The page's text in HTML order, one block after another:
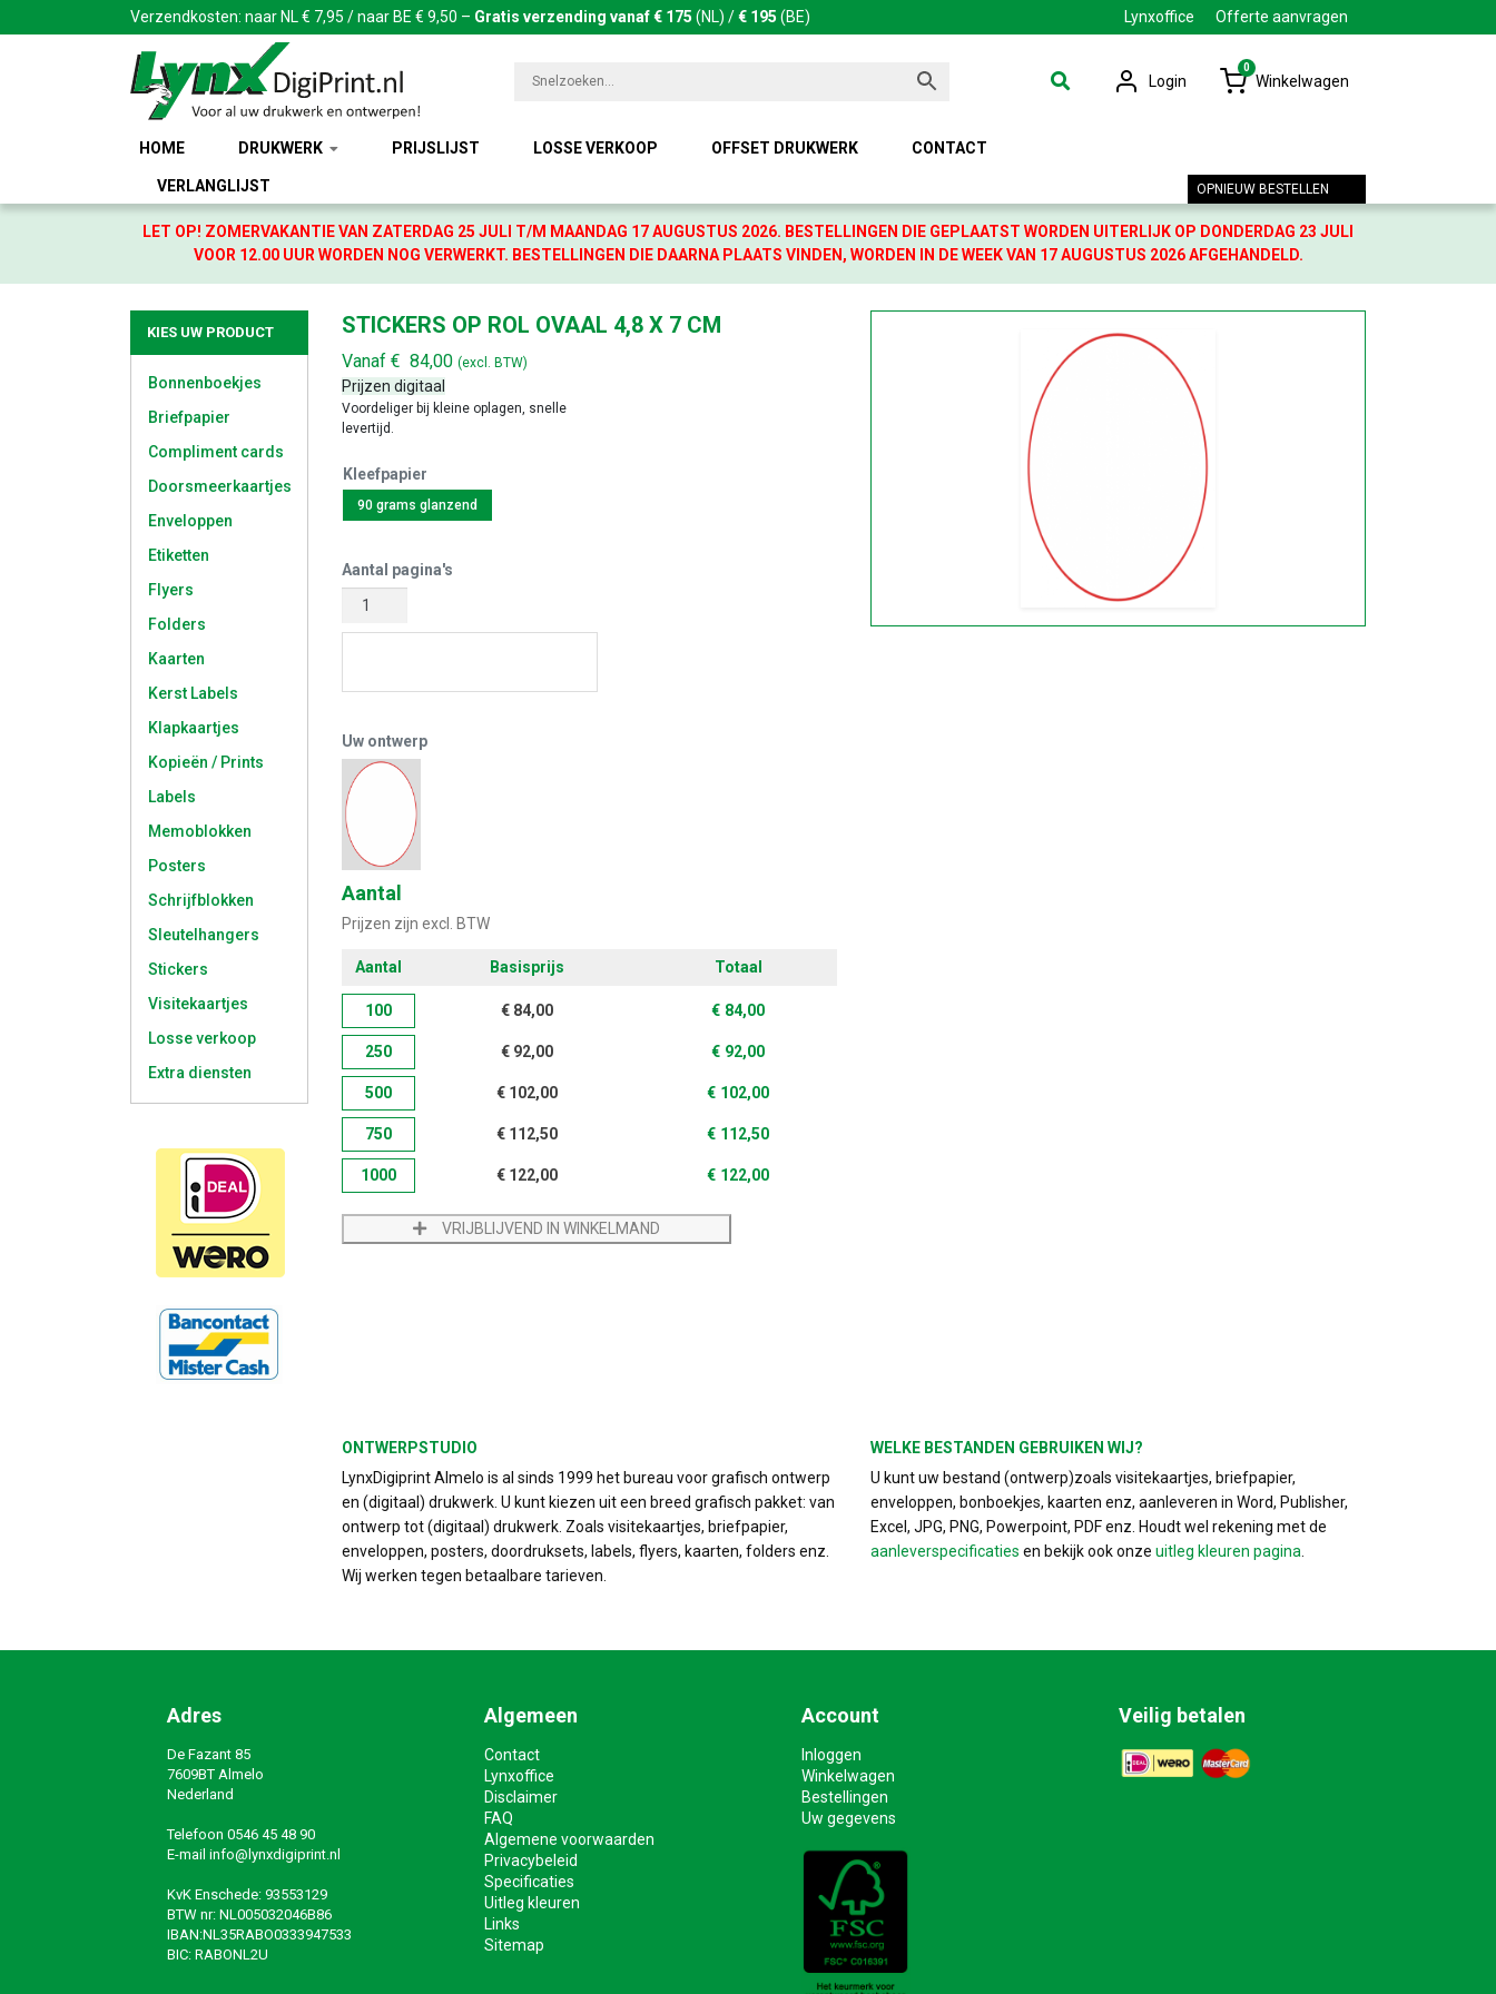
Verzendkosten: naar NL € 7,95 / naar BE € 9,50 – Gratis verzending vanaf € 175 (NL) /€ 195 (BE) Lynxoffice Offerte aanvragen
Login
0
Winkelwagen
HOME DRUKWERK PRIJSLIJST LOSSE VERKOOP OFFSET DRUKWERK CONTACT
VERLANGLIJST OPNIEUW BESTELLEN
LET OP! ZOMERVAKANTIE VAN ZATERDAG 25 JULI T/M MAANDAG 17 AUGUSTUS 2026. BESTELLINGEN DIE GEPLAATST WORDEN UITERLIJK OP DONDERDAG 23 JULI
VOOR 12.00 UUR WORDEN NOG VERWERKT. BESTELLINGEN DIE DAARNA PLAATS VINDEN, WORDEN IN DE WEEK VAN 17 AUGUSTUS 2026 AFGEHANDELD.
KIES UW PRODUCT
Bonnenboekjes
Briefpapier
Compliment cards
Doorsmeerkaartjes
Enveloppen
Etiketten
Flyers
Folders
Kaarten
Kerst Labels
Klapkaartjes
Kopieën / Prints
Labels
Memoblokken
Posters
Schrijfblokken
Sleutelhangers
Stickers
Visitekaartjes
Losse verkoop
Extra diensten
STICKERS OP ROL OVAAL 4,8 X 7 CM
Vanaf € 84,00 (excl. BTW)
Prijzen digitaal
Voordeliger bij kleine oplagen, snelle
levertijd.
Kleefpapier
90 grams glanzend
Aantal pagina's
Uw ontwerp
Aantal
Prijzen zijn excl. BTW
Aantal Basisprijs Totaal
100 € 84,00 € 84,00
250 € 92,00 € 92,00
500 € 102,00 € 102,00
750 € 112,50 € 112,50
1000 € 122,00 € 122,00
VRIJBLIJVEND IN WINKELMAND
ONTWERPSTUDIO
LynxDigiprint Almelo is al sinds 1999 het bureau voor grafisch ontwerp
en (digitaal) drukwerk. U kunt kiezen uit een breed grafisch pakket: van
ontwerp tot (digitaal) drukwerk. Zoals visitekaartjes, briefpapier,
enveloppen, posters, doordruksets, labels, flyers, kaarten, folders enz.
Wij werken tegen betaalbare tarieven.
WELKE BESTANDEN GEBRUIKEN WIJ?
U kunt uw bestand (ontwerp)zoals visitekaartjes, briefpapier,
enveloppen, bonboekjes, kaarten enz, aanleveren in Word, Publisher,
Excel, JPG, PNG, Powerpoint, PDF enz. Houdt wel rekening met de
aanleverspecificaties en bekijk ook onze uitleg kleuren pagina
Adres
De Fazant 85
7609BT Almelo
Nederland
Telefoon 0546 45 48 90
E-mail info@lynxdigiprint.nl
KvK Enschede: 93553129
BTW nr: NL005032046B86
IBAN:NL35RABO0333947533
BIC: RABONL2U
Algemeen
Contact
Lynxoffice
Disclaimer
FAQ
Algemene voorwaarden
Privacybeleid
Specificaties
Uitleg kleuren
Links
Sitemap
Account
Inloggen
Winkelwagen
Bestellingen
Uw gegevens
Veilig betalen